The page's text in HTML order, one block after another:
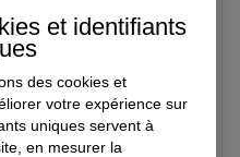
cette agence
Voir l'agence
et identifiants
des cookies et
votre expérience sur
uniques servent à
en mesurer la